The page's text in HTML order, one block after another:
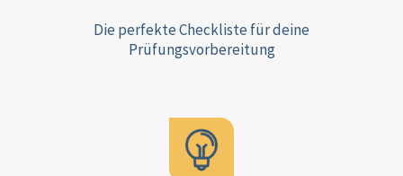
Die perfekte Checkliste für deine
Prüfungsvorbereitung